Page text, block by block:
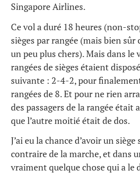
Singapore Airlines.
Ce vol a duré 18 heures (non-
sièges par rangée (mais bien sûr
un peu plus chers). Mais dans le
rangées de sièges étaient
suivante : 2-4-2, pour
rangées de 8. Et pour ne rien
des passagers de la rangée était
que l’autre moitié était de dos.
J’ai eu la chance d’avoir un
contraire de la marche, et dans
vraiment quelque chose qui a le